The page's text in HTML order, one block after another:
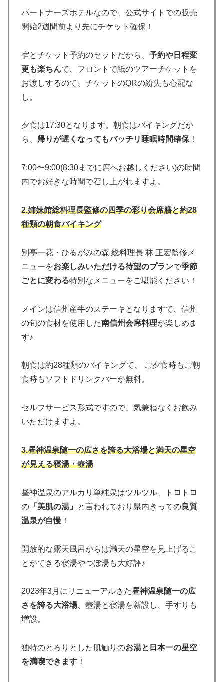
パートナーズホテルなので、公式サイトでの販売
開始2週間前より先にチケット確保！
宿とチケット予約のセットだから、 予約や日程変
更も楽ちんで、フロントで紙のツアーチケットを
お渡しするので、チケットのQRの紛失も心配な
し。
夕食は17:30となります。朝食はバイキングだか
ら、 帰りが遅くなってもバッチリ睡眠時間確保 ！
7:00〜9:00(8:30までに席へお越しください)の時間
内でお好きな時間で召し上がれますよ。
2.姉妹館総料理長監修の四季の彩り会席膳と約28
種類の朝食バイキング
別亭一花・ひるがみの森 総料理長 林 正宏監修メ
ニューをお楽しみいただける待望のプランで季節
ごとに変わる特別なメニューをご堪能ください！
メインは信州産牛のステーキとなりますで、信州
の旬の食材を使用した南信州会席料理が楽しめま
す♪
朝食は約28種類のバイキングで、 ご夕食時もご朝
食時もソフトドリンクバーが無料。
セルフサービス形式ですので、気兼ねなくお飲み
いただけますよ。
3.昼神温泉随一の広さを誇る大浴場と満天の星空
が見える寝湯・壺湯
昼神温泉のアルカリ単純泉はツルツル、トロトロ
の 「美肌の湯」 と言われており県内きっての 良質
温泉が自慢 ！
開放的な露天風呂からは満天の星空を見上げるこ
とができる寝湯やつぼ湯も大好評♪
2023年3月にリニューアルさた昼神温泉随一の広
さを誇る大浴場、壺湯と寝湯を新設し、手すりも
増設。
独特のとろりとした肌触りのお湯と日本一の星空
を満喫できます ！